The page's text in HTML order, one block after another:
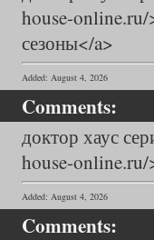
house-online.ru/
сезоны</a>
Added: August 4, 2026
Comments:
доктор хаус
house-online.ru/
Added: August 4, 2026
Comments: